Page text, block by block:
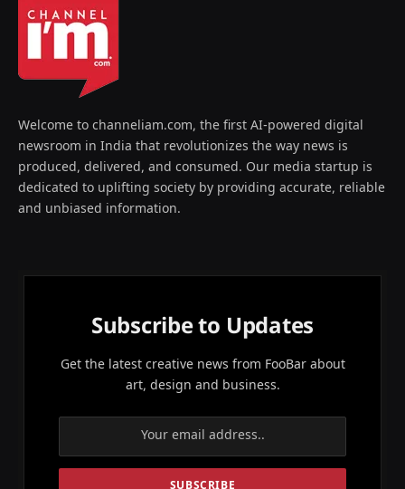
Welcome to channeliam.com, the first AI-powered digital
newsroom in India that revolutionizes the way news is
produced, delivered, and consumed. Our media startup is
dedicated to uplifting society by providing accurate, reliable
and unbiased information.
Subscribe to Updates
Get the latest creative news from FooBar about
art, design and business.